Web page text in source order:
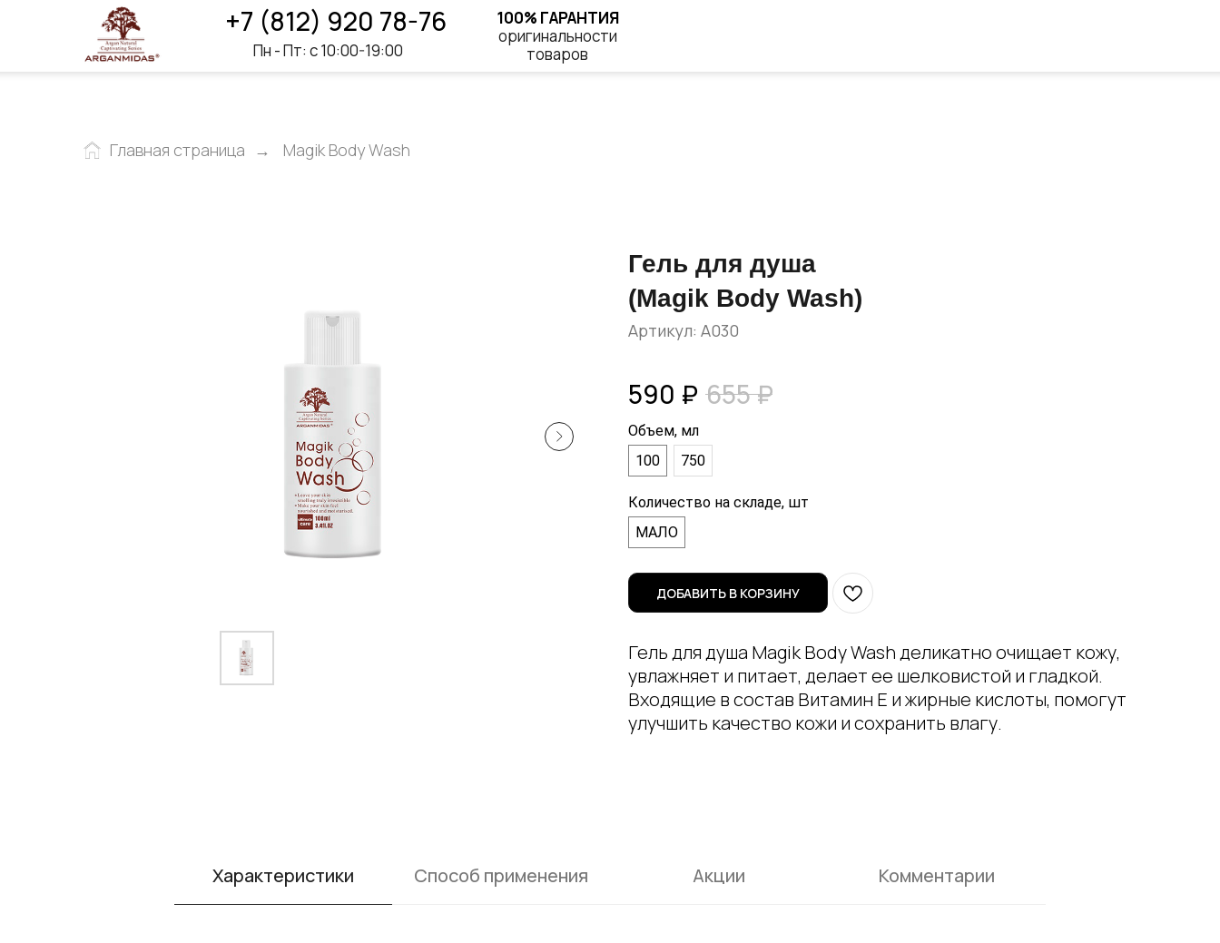
100% ГАРАНТИЯ
оригинальности
товаров
Пн - Пт: с 10:00-19:00
+7 (812) 920 78-76
Главная страница → Magik Body Wash
Гель для душа
(Magik Body Wash)
Артикул: A030
590 ₽ 655₽
Объем, мл
100
750
Количество на складе, шт
МАЛО
ДОБАВИТЬ В КОРЗИНУ
Гель для душа Magik Body Wash деликатно очищает кожу,
увлажняет и питает, делает ее шелковистой и гладкой.
Входящие в состав Витамин Е и жирные кислоты, помогут
улучшить качество кожи и сохранить влагу.
Характеристики Способ применения Акции Комментарии